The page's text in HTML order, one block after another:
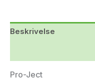
Beskrivelse
Pro-Ject